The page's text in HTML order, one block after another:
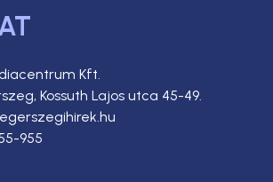
Kft.
Kossuth Lajos utca 45-49.
955